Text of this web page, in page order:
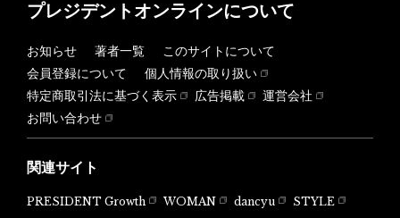
プレジデントオンラインについて
お知らせ 著者一覧
このサイトについて
会員登録について
個人情報の取り扱い
特定商取引法に基づく表示
広告掲載
運営会社
お問い合わせ
関連サイト
PRESIDENT Growth WOMAN dancyu
STYLE